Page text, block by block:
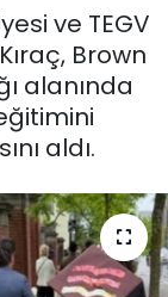
ve TEGV
Brown
alanında
aldı.